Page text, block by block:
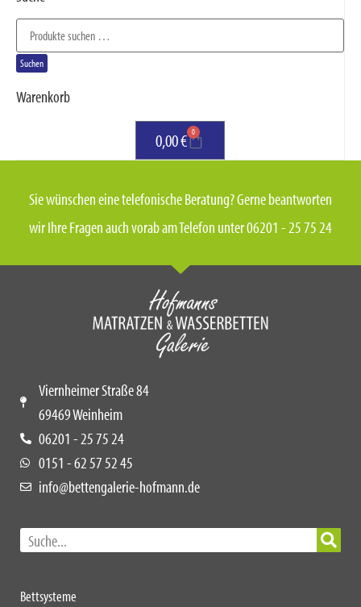
Suchen
Warenkorb
0,00€ 0
Sie wünschen eine telefonische Beratung? Gerne beantworten
wir Ihre Fragen auch vorab am Telefon unter 06201 - 25 75 24
Viernheimer Straße 84
69469 Weinheim
06201 - 25 75 24
0151 - 62 57 52 45
info@bettengalerie-hofmann.de
Bettsysteme